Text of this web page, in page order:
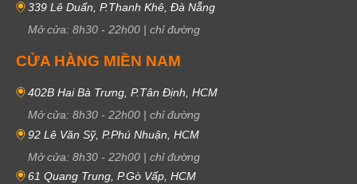
339 Lê Duẩn, P.Thanh Khê, Đà Nẵng
Mở cửa: 8h30 - 22h00 | chỉ đường
CỬA HÀNG MIỀN NAM
402B Hai Bà Trưng, P.Tân Định, HCM
Mở cửa: 8h30 - 22h00 | chỉ đường
92 Lê Văn Sỹ, P.Phú Nhuận, HCM
Mở cửa: 8h30 - 22h00 | chỉ đường
61 Quang Trung, P.Gò Vấp, HCM